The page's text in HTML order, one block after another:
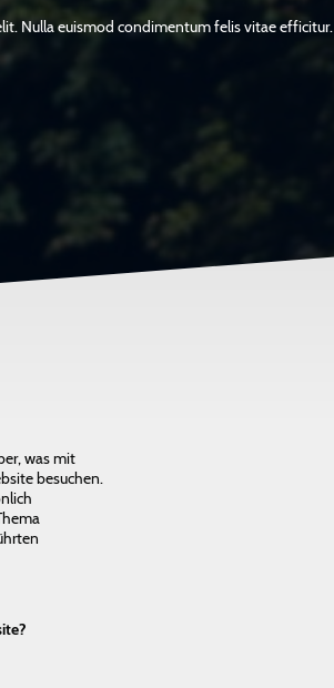
Nulla euismod condimentum felis vitae
was mit
besuchen.